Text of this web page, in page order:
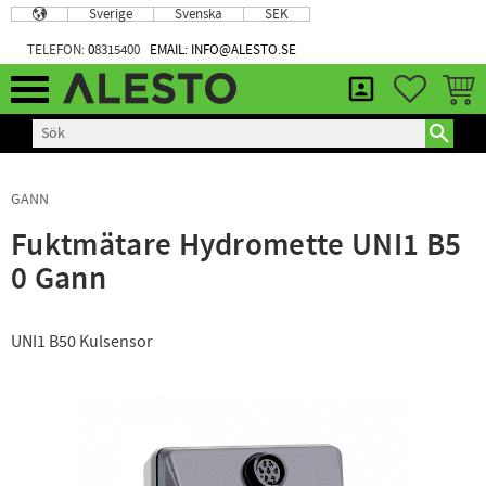
Meny
Sverige Svenska SEK
TELEFON:08315400 EMAIL: INFO@ALESTO.SE
GANN
Fuktmätare Hydromette UNI1 B5
0 Gann
UNI1 B50 Kulsensor